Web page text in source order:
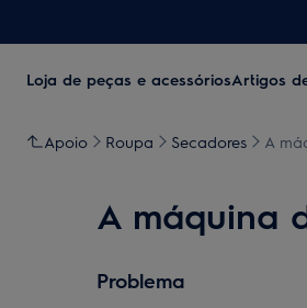
Loja de peças e acessóriosArtigos
Apoio Roupa Secadores A
A máquina
Problema